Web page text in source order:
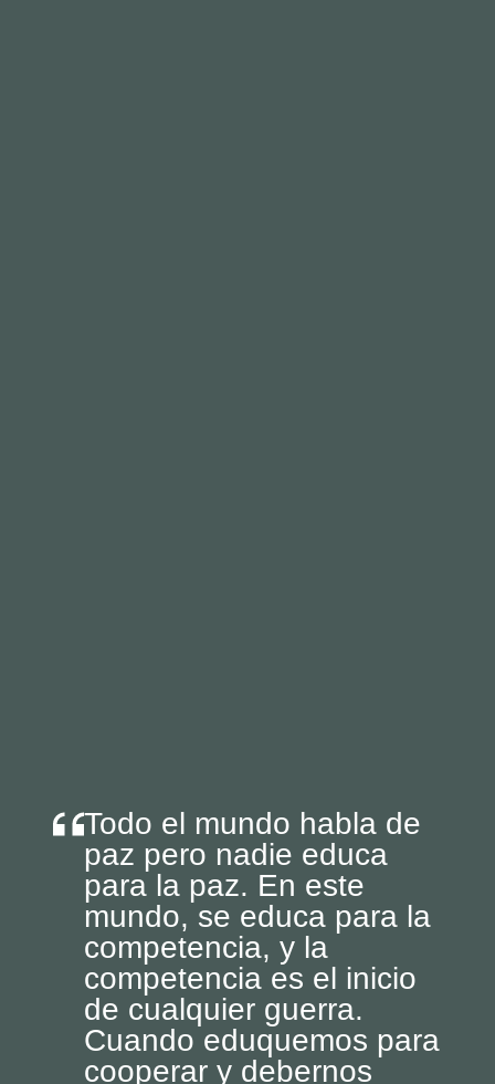
Todo el mundo habla de
paz pero nadie educa
para la paz. En este
mundo, se educa para la
competencia, y la
competencia es el inicio
de cualquier guerra.
Cuando eduquemos para
cooperar y debernos